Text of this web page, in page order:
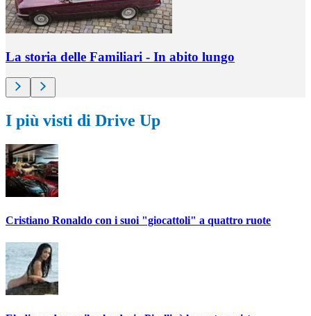
La storia delle Familiari - In abito lungo
I più visti di Drive Up
Cristiano Ronaldo con i suoi "giocattoli" a quattro ruote